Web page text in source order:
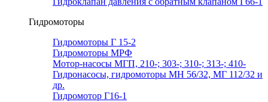
Гидромоторы
Гидромоторы Г 15-2
Гидромоторы МРФ
Мотор-насосы МГП, 210-; 303-; 310-; 313-; 410-
Гидронасосы, гидромоторы МН 56/32, МГ 112/32 и
др.
Гидромотор Г16-1